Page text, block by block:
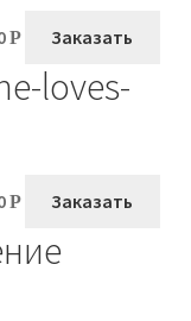
Р Заказать
loves-
Р Заказать